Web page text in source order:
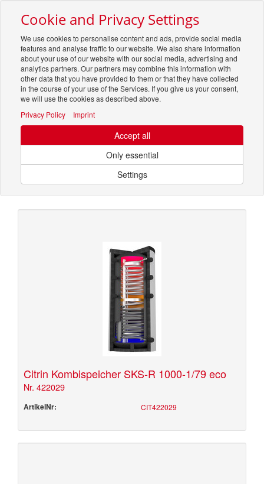
Toggle
navigation
Um weitere Artikelinformationen zu erhalten, melden Sie sich bitte am
System an.
Optionen & Filter
Speicher
Citrin Kombispeicher SKS-R 1000-1/79 eco
Nr. 422029
ArtikelNr: CIT422029
Cookie and Privacy Settings
We use cookies to personalise content and ads, provide social media
features and analyse traffic to our website. We also share information
about your use of our website with our social media, advertising and
analytics partners. Our partners may combine this information with
other data that you have provided to them or that they have collected
in the course of your use of the Services. If you give us your consent,
we will use the cookies as described above.
Privacy Policy
Imprint
Accept all
Only essential
Settings